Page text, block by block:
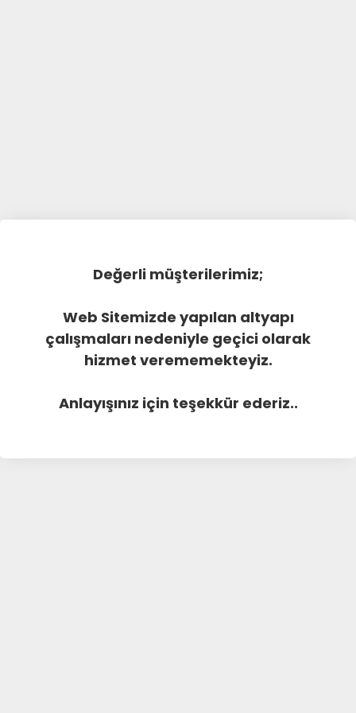
Değerli müşterilerimiz;
Web Sitemizde yapılan altyapı
çalışmaları nedeniyle geçici olarak
hizmet verememekteyiz.
Anlayışınız için teşekkür ederiz..